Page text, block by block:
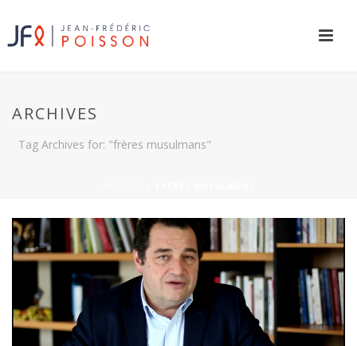
ARCHIVES
Tag Archives for: "frères musulmans"